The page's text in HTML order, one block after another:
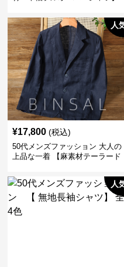
人
¥17,800 (税込)
50代メンズファッション 大人の
上品な一着 【麻素材テーラード
人